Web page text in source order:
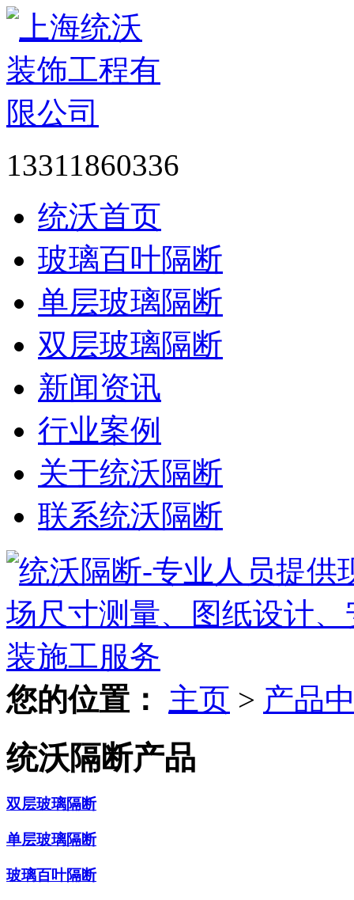
13311860336
统沃首页
玻璃百叶隔断
单层玻璃隔断
双层玻璃隔断
新闻资讯
行业案例
关于统沃隔断
联系统沃隔断
您的位置： 主页 > 产品
统沃隔断产品
双层玻璃隔断
单层玻璃隔断
玻璃百叶隔断